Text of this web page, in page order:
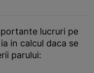
lucruri pe
in calcul daca se
parului: